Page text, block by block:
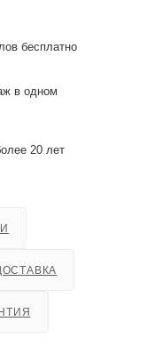
бесплатно
в одном
20 лет